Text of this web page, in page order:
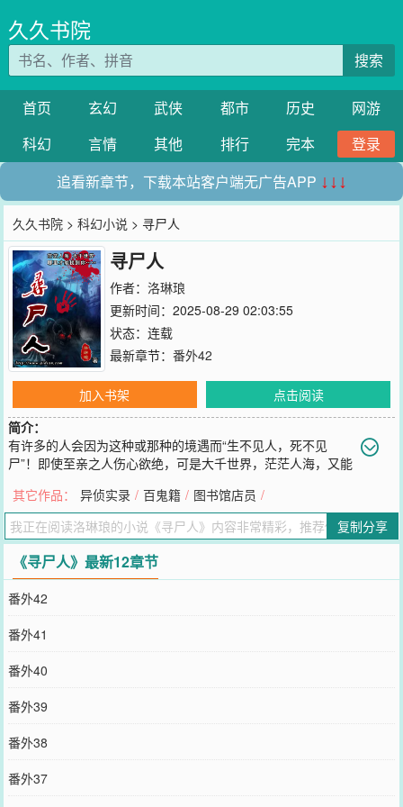
久久书院
搜索
首页 玄幻 武侠 都市 历史
网游
科幻
言情 其他 排行 完本
登录
追看新章节，下载本站客户端无广告APP ↓↓↓
久久书院 >科幻小说 > 寻尸人
寻尸人
作者： 洛琳琅
更新时间：2025-08-29 02:03:55
状态：连载
最新章节： 番外42
加入书架
点击阅读
简介：
有许多的人会因为这种或那种的境遇而“生不见人，死不见
尸”！即使至亲之人伤心欲绝，可是大千世界，茫茫人海，又能
或悲或喜，或爱或恨……平庸少年张进宝，在高中时代突然间异能加
身，他凭借着自身的天赋异禀，帮助了许多客死异乡的人们魂归故
里……而张进宝也在之后的寻尸之旅中，遇到了风水大师黎叔和他的
首席大弟子丁一，他们一路上和张进宝并肩前行，一同走上了一条惊
心动魄的冒险之旅。
您要是觉得《
的朋友推荐哦！
其它作品： 异侦实录 / 百鬼籍 / 图书馆店员 /
复制分享
《寻尸人》最新12章节
番外42
番外41
番外40
番外39
番外38
番外37